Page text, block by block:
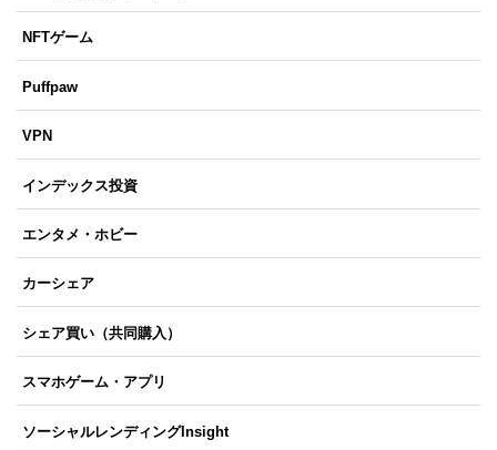
NFTゲーム
Puffpaw
VPN
インデックス投資
エンタメ・ホビー
カーシェア
シェア買い（共同購入）
スマホゲーム・アプリ
ソーシャルレンディングInsight